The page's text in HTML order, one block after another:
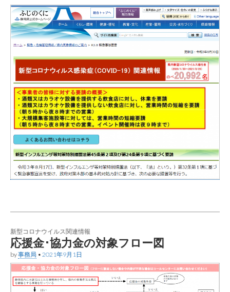
新型コロナウイルス関連情報
応援金･協力金の対象フロー図
by事務局 • 2021年9月1日